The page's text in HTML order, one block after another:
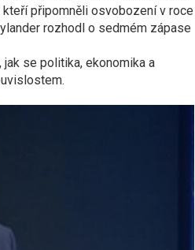
připomněli osvobození v roce
rozhodl o sedmém zápase
se politika, ekonomika a